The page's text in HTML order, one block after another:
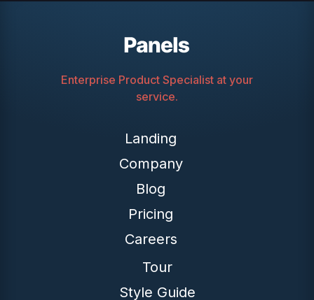
Enterprise Product Specialist at your
service.
Landing
Company
Blog
Pricing
Careers
Tour
Style Guide